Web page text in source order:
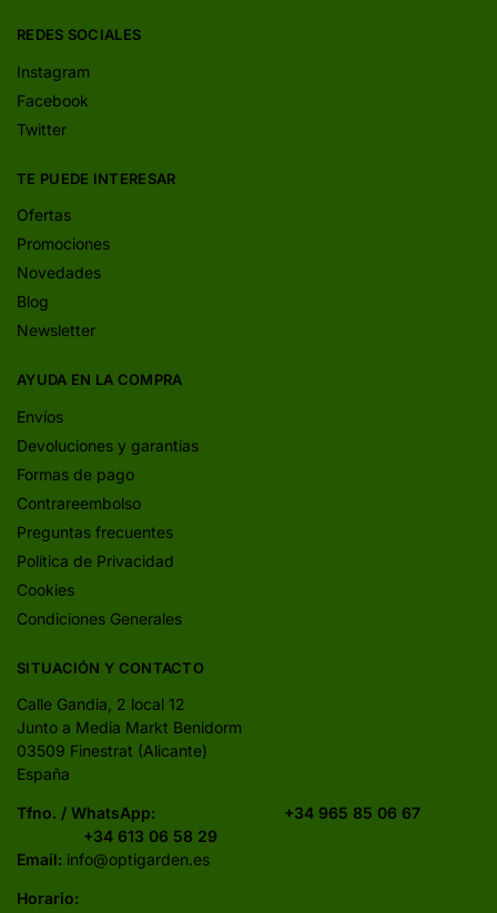
REDES SOCIALES
Instagram
Facebook
Twitter
TE PUEDE INTERESAR
Ofertas
Promociones
Novedades
Blog
Newsletter
AYUDA EN LA COMPRA
Envíos
Devoluciones y garantías
Formas de pago
Contrareembolso
Preguntas frecuentes
Política de Privacidad
Cookies
Condiciones Generales
SITUACIÓN Y CONTACTO
Calle Gandia, 2 local 12
Junto a Media Markt Benidorm
03509 Finestrat (Alicante)
España
Tfno. / WhatsApp: +34 965 85 06 67
+34 613 06 58 29
Email: info@optigarden.es
Horario: